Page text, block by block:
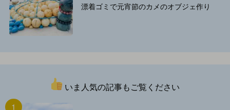
漂着ゴミで元宵節のカメのオブジェ作り
いま人気の記事もご覧ください